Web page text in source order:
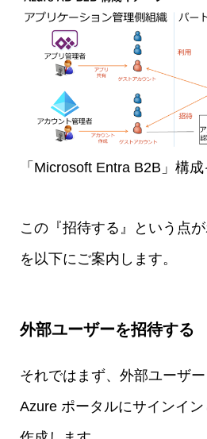
「Microsoft Entra B2B」構
この『招待する』という点
を以下にご案内します。
外部ユーザーを招待する
それではまず、外部ユーザー
Azure ポータルにサインイ